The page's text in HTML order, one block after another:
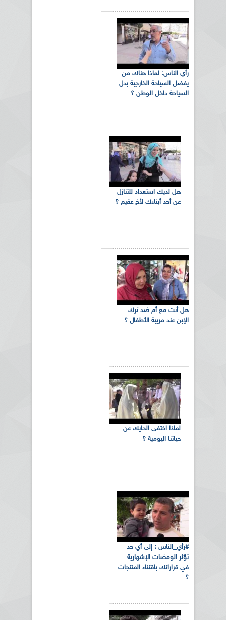
رأي الناس: لماذا هناك من
يفضل السياحة الخارجية بدل
السياحة داخل الوطن ؟
هل لديك استعداد للتنازل
عن أحد أبناءك لأخ عقيم ؟
هل أنت مع أم ضد ترك
الإبن عند مربية الأطفال ؟
لماذا اختفى الحايك عن
حياتنا اليومية ؟
#رأي_الناس : إلى أي حد
تؤثر الومضات الإشهارية
في قراراتك باقتناء المنتجات
؟